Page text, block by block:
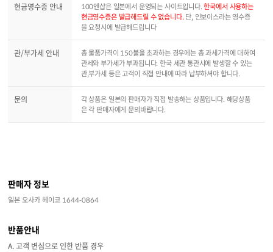
현금영수증 안내 100엔샵은 일본에서 운영되는 사이트입니다.한국에서 사용하는
현금영수증은 발급해드릴 수 없습니다.단, 인보이스라는 영수증
을 요청시에 발급해드립니다
관/부가세 안내
총 물품가격이 150불을 초과하는 경우에는 총 과세가격에 대하여
관세와 부가세가 부과됩니다. 한국 세관 통관시에 발생할 수 있는
관,부가세 등은 고객이 직접 안내에 따라 납부하셔야 합니다.
문의
각 상품은 일본의 판매자가 직접 발송하는 상품입니다. 해당상품
은 각 판매자에게 문의바랍니다.
판매자 정보
일본 오사카 헤이코 1644-0864
반품안내
A. 고객 변심으로 인한 반품 경우